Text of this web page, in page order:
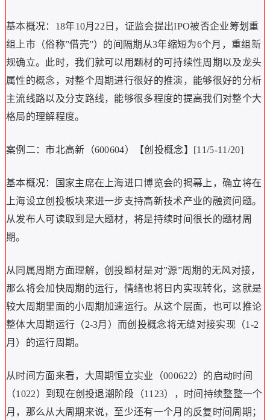
基本概况：18年10月22日，证监会提出IPO被否企业筹划重
组上市（俗称”借壳”）的间隔期从3年缩短为6个月，重组新
规确立。此时，我们就可以用题材的可持续性周期以及龙头
属性的概念，对整个周期进行很好的推演，能够很好的分析
主流线路以及分支路线，能够很多程度的提高我们对整个大
格局的理解程度。
案例二：市北高新（600604）【创投概念】[11/5-11/20]
基本概况：国家主席在上海进口博览会的揭幕上，确立将在
上海设立创投板块来进一步支持高新技术产业的融资问题。
从发布人可读取到是大题材，将是持续时间很长的题材周
期。
从同属周期方面理解，创投题材是对”源”周期的无风对接，
那么将会加快周期的运行，情绪也将日内实现转化，这就是
较大周期里面的小周期加速运行。从这个层面，也可以推论
整体大周期运行（2-3月）而创投概念将无缝对接实现（1-2
月）的运行周期。
从时间方面来看，大周期恒立实业（000622）的启动时间
（1022）到现在创投退潮阶段（1123），时间持续整整一个
月，那么从大周期来说，至少还有一个月的反复时间周期；